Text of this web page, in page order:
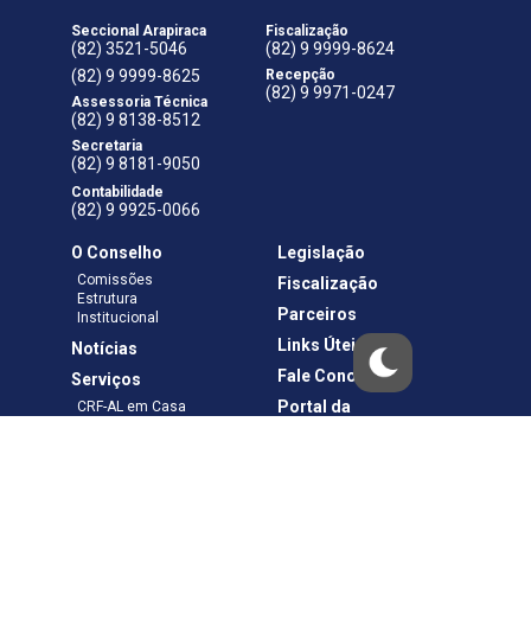
Seccional Arapiraca
(82) 3521-5046
(82) 9 9999-8625
Assessoria Técnica
(82) 9 8138-8512
Secretaria
(82) 9 8181-9050
Contabilidade
(82) 9 9925-0066
Fiscalização
(82) 9 9999-8624
Recepção
(82) 9 9971-0247
O Conselho
Comissões
Estrutura
Institucional
Notícias
Serviços
CRF-AL em Casa
Legislação
Fiscalização
Parceiros
Links Úteis
Fale Conosco
Portal da